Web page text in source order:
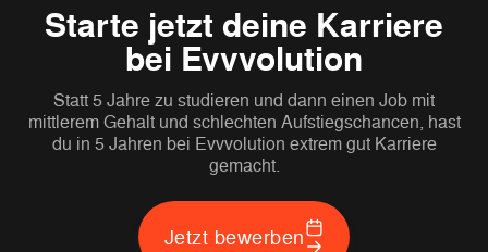
Starte jetzt deine Karriere
bei Evvvolution
Statt 5 Jahre zu studieren und dann einen Job mit
mittlerem Gehalt und schlechten Aufstiegschancen, hast
du in 5 Jahren bei Evvvolution extrem gut Karriere
gemacht.
Jetzt bewerben